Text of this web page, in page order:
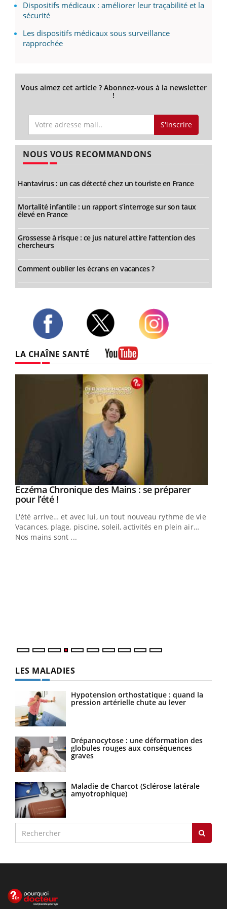
Dispositifs médicaux : améliorer leur traçabilité et la
sécurité
Les dispositifs médicaux sous surveillance
rapprochée
Vous aimez cet article ? Abonnez-vous à la newsletter
!
S'inscrire
NOUS VOUS RECOMMANDONS
Hantavirus : un cas détecté chez un touriste en France
Mortalité infantile : un rapport s’interroge sur son taux
élevé en France
Grossesse à risque : ce jus naturel attire l'attention des
chercheurs
Comment oublier les écrans en vacances ?
LA CHAÎNE SANTÉ
Youtube
Eczéma Chronique des Mains : se préparer
pour l’été !Youtube
L'été arrive… et avec lui, un tout nouveau rythme de vie !
Vacances, plage, piscine, soleil, activités en plein air…
Nos mains sont ...
LES MALADIES
Hypotension orthostatique : quand la
pression artérielle chute au lever
Drépanocytose : une déformation des
globules rouges aux conséquences
graves
Maladie de Charcot (Sclérose latérale
amyotrophique)